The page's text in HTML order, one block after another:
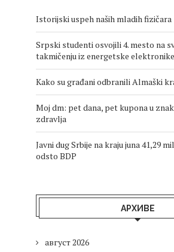
Istorijski uspeh naših mladih fizičara
Srpski studenti osvojili 4. mesto na
takmičenju iz energetske
Kako su građani odbranili Almaški
Moj dm: pet dana, pet kupona u
zdravlja
Javni dug Srbije na kraju juna 41,29
odsto BDP
АРХИВЕ
август 2026